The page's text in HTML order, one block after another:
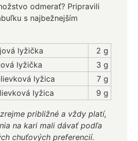
odmerať? Pripravili
s najbežnejším
lyžička
2 g
lyžička
3 g
lyžica
7 g
lyžica
9 g
približné a vždy platí,
na kari mali dávať podľa
chuťových preferencií.